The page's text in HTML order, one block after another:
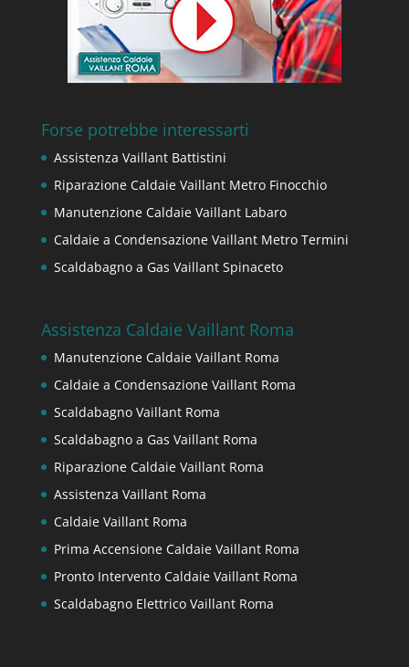
Forse potrebbe interessarti
Assistenza Vaillant Battistini
Riparazione Caldaie Vaillant Metro Finocchio
Manutenzione Caldaie Vaillant Labaro
Caldaie a Condensazione Vaillant Metro Termini
Scaldabagno a Gas Vaillant Spinaceto
Assistenza Caldaie Vaillant Roma
Manutenzione Caldaie Vaillant Roma
Caldaie a Condensazione Vaillant Roma
Scaldabagno Vaillant Roma
Scaldabagno a Gas Vaillant Roma
Riparazione Caldaie Vaillant Roma
Assistenza Vaillant Roma
Caldaie Vaillant Roma
Prima Accensione Caldaie Vaillant Roma
Pronto Intervento Caldaie Vaillant Roma
Scaldabagno Elettrico Vaillant Roma